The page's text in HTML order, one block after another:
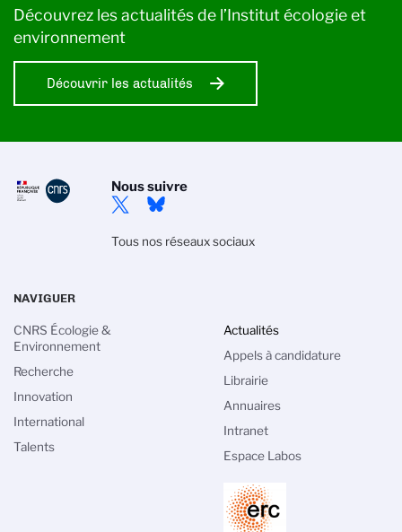
Découvrez les actualités de l’Institut écologie et
environnement
Découvrir les actualités
Nous suivre
Tous nos réseaux sociaux
NAVIGUER
CNRS Écologie &
Environnement
Recherche
Innovation
International
Talents
Actualités
Appels à candidature
Librairie
Annuaires
Intranet
Espace Labos
des cookies
de gestion des cookies du CNRS est élaborée en
donne l’information sur les cookies qu’il utilise et le contrôle
non nécessaires à son fonctionnement et son